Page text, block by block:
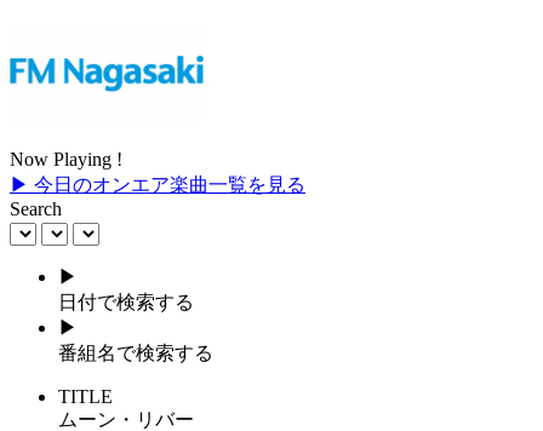
Now Playing !
▶ 今日のオンエア楽曲一覧を見る
Search
▶
日付で検索する
▶
番組名で検索する
TITLE
ムーン・リバー